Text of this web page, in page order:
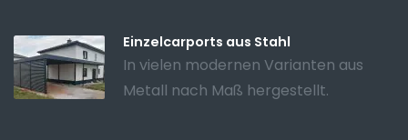
Einzelcarports aus Stahl
In vielen modernen Varianten aus
Metall nach Maß hergestellt.